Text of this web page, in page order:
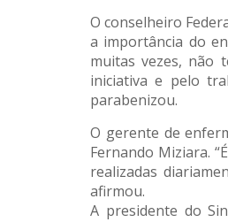
O conselheiro
a importância do
muitas vezes, não
iniciativa e pelo
parabenizou.
O gerente de
Fernando Miziara.
realizadas
afirmou.
A presidente do